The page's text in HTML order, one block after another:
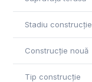
Stadiu construcție
Construcție nouă
Tip construcție